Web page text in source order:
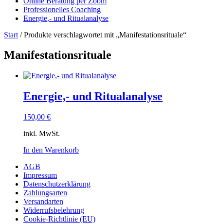
Professionelles Coaching
Energie,- und Ritualanalyse
Start / Produkte verschlagwortet mit „Manifestationsrituale“
Manifestationsrituale
Energie,- und Ritualanalyse
150,00 €
inkl. MwSt.
In den Warenkorb
AGB
Impressum
Datenschutzerklärung
Zahlungsarten
Versandarten
Widerrufsbelehrung
Cookie-Richtlinie (EU)